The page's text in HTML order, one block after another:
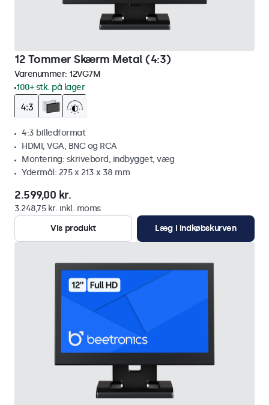
12 Tommer Skærm Metal (4:3)
Varenummer: 12VG7M
100+ stk. på lager
4:3 billedformat
HDMI, VGA, BNC og RCA
Montering: skrivebord, indbygget, væg
Ydermål: 275 x 213 x 38 mm
2.599,00 kr.
3.248,75 kr. inkl. moms
Vis produkt
Læg i indkøbskurven